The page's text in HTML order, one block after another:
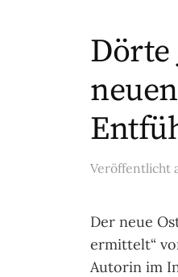
Veröffentlicht
Der neue
ermittelt“
Autorin im